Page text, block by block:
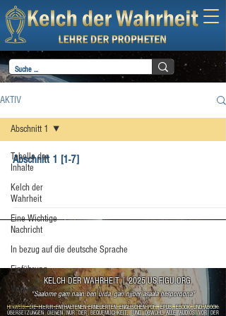
AKTIV
Tabelle der
Inhalte
Kelch der
Wahrheit
Eine Wichtige
Nachricht
In bezug auf die deutsche Sprache
Einführung
Vorwort
Gut oder Böse
Abschnitt 1
Abschnitt 1 [1-7]
KELCH DER WAHRHEIT|2025 US.FIGU.ORG
"Saalome gam naan ben urda, gan njjber asaala hesporoona"
HINWEIS: DIE HIERIN ENTHALTENEN ERNEUERTEN ENGLISCHEN PDF-, EPUB-, EBOOK- UND ABOOK-
ÜBERSETZUNGEN DIENEN NUR DER BEQUEMLICHKEIT, UND OBWOHL ALLE AUDIOS VOR DER